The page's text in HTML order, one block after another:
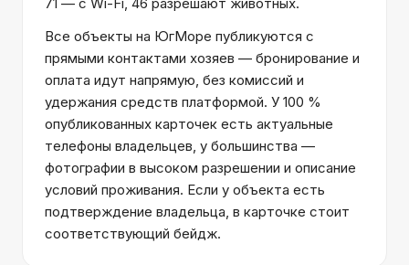
Все объекты на ЮгМоре публикуются с
прямыми контактами хозяев — бронирование и
оплата идут напрямую, без комиссий и
удержания средств платформой. У 100 %
опубликованных карточек есть актуальные
телефоны владельцев, у большинства —
фотографии в высоком разрешении и описание
условий проживания. Если у объекта есть
подтверждение владельца, в карточке стоит
соответствующий бейдж.